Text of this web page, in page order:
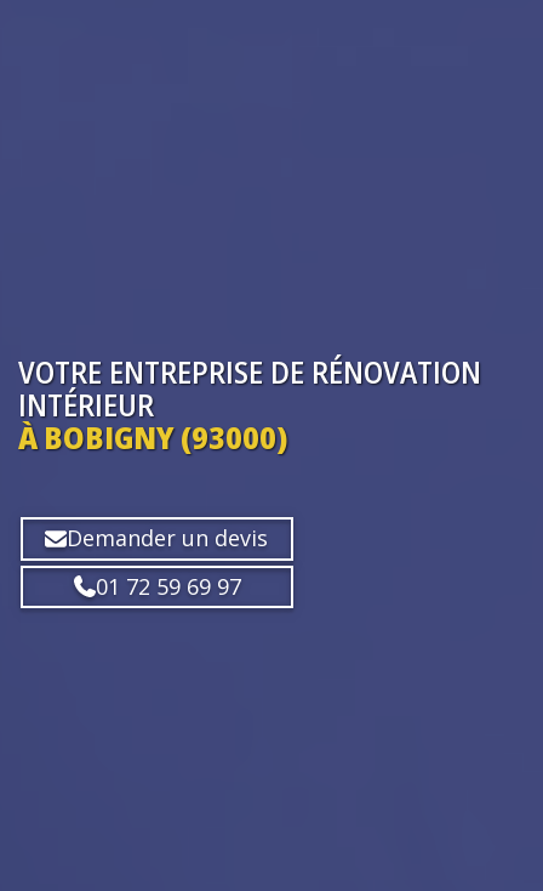
VOTRE ENTREPRISE DE RÉNOVATION
INTÉRIEUR
À BOBIGNY (93000)
Demander un devis
01 72 59 69 97